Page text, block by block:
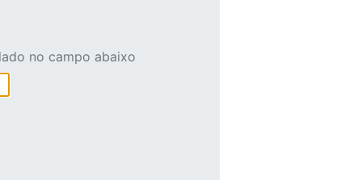
no campo abaixo